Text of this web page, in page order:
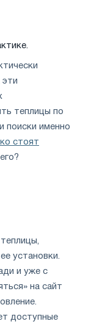
эти
теплицы по
поиски именно
стоят
установки.
и уже с
на сайт
доступные